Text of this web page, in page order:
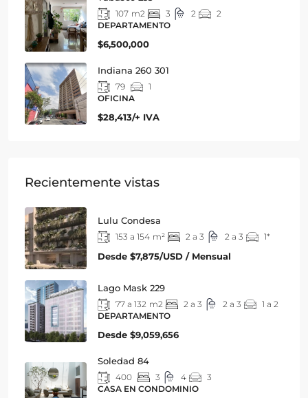
107 m2 3 2
2
DEPARTAMENTO
$6,500,000
Indiana 260 301
79
1
OFICINA
$28,413/+ IVA
Recientemente vistas
Lulu Condesa
153 a 154 m² 2 a 3 2 a 3 1*
Desde $7,875/USD / Mensual
Lago Mask 229
77 a 132 m2 2 a 3 2 a 3
1 a 2
DEPARTAMENTO
Desde $9,059,656
Soledad 84
400 3 4
3
CASA EN CONDOMINIO